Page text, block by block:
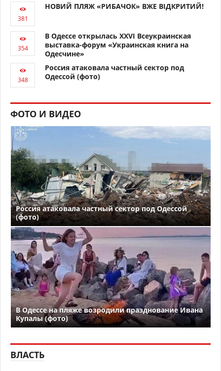
НОВИЙ ПЛЯЖ «РИБАЧОК» ВЖЕ ВІДКРИТИЙ!
В Одессе открылась XXVI Всеукраинская
выставка-форум «Украинская книга на
Одесчине»
Россия атаковала частный сектор под
Одессой (фото)
ФОТО И ВИДЕО
Россия атаковала частный сектор под Одессой
(фото)
В Одессе на пляже возродили празднование Ивана
Купалы (фото)
ВЛАСТЬ